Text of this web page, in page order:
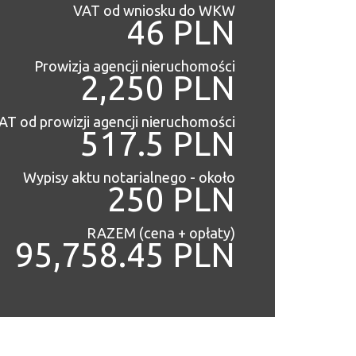
VAT od wniosku do WKW
46 PLN
Prowizja agencji nieruchomości
2,250 PLN
od prowizji agencji nieruchomości
517.5 PLN
Wypisy aktu notarialnego - około
250 PLN
RAZEM (cena + opłaty)
95,758.45 PLN